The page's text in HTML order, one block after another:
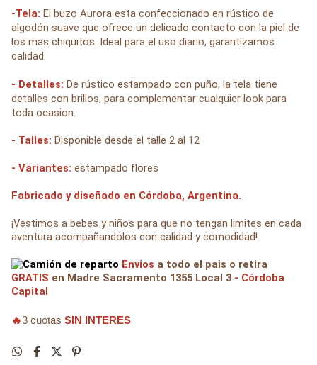
-Tela: El buzo Aurora esta confeccionado en rústico de
algodón suave que ofrece un delicado contacto con la piel de
los mas chiquitos. Ideal para el uso diario, garantizamos
calidad.
- Detalles: De rústico estampado con puño, la tela tiene
detalles con brillos, para complementar cualquier look para
toda ocasion.
- Talles: Disponible desde el talle 2 al 12
- Variantes: estampado flores
Fabricado y diseñado en Córdoba, Argentina.
¡Vestimos a bebes y niños para que no tengan limites en cada
aventura acompañandolos con calidad y comodidad!
Envios a todo el pais o retira
GRATIS en Madre Sacramento 1355 Local 3 - Córdoba
Capital
🔥3 cuotas SIN INTERES